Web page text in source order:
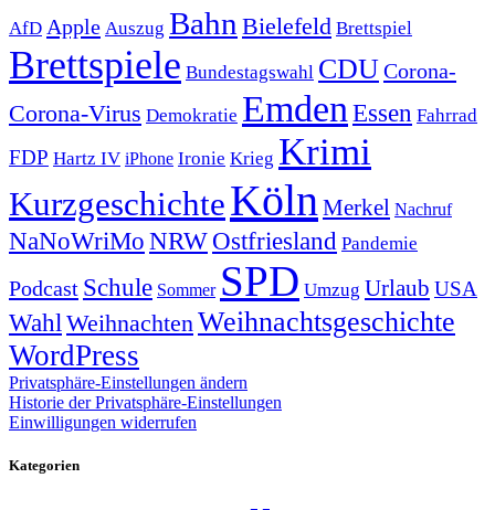
AfD Apple Auszug Bahn Bielefeld Brettspiel
Brettspiele Bundestagswahl CDUCorona-
Corona-Virus Demokratie Emden Essen Fahrrad
FDP Hartz IV iPhone Ironie Krieg Krimi
KurzgeschichteKöln Merkel Nachruf
NaNoWriMo NRWOstfriesland Pandemie
Podcast Schule Sommer SPD Umzug Urlaub USA
Wahl Weihnachten Weihnachtsgeschichte
WordPress
Privatsphäre-Einstellungen ändern
Historie der Privatsphäre-Einstellungen
Einwilligungen widerrufen
Kategorien